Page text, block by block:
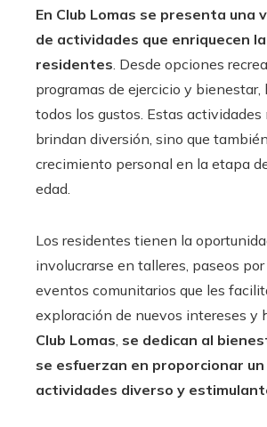
En Club Lomas se presenta una
de actividades que enriquecen
residentes. Desde opciones
programas de ejercicio y bienestar,
todos los gustos. Estas actividades
brindan diversión, sino que
crecimiento personal en la etapa
edad.
Los residentes tienen la
involucrarse en talleres, paseos
eventos comunitarios que les
exploración de nuevos intereses y
Club Lomas, se dedican al
se esfuerzan en proporcionar
actividades diverso y